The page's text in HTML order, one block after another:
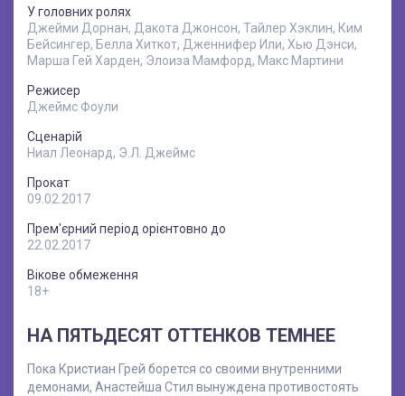
У головних ролях
Джейми Дорнан, Дакота Джонсон, Тайлер Хэклин, Ким
Бейсингер, Белла Хиткот, Дженнифер Или, Хью Дэнси,
Марша Гей Харден, Элоиза Мамфорд, Макс Мартини
Режисер
Джеймс Фоули
Сценарій
Ниал Леонард, Э.Л. Джеймс
Прокат
09.02.2017
Прем'єрний період орієнтовно до
22.02.2017
Вікове обмеження
18+
НА ПЯТЬДЕСЯТ ОТТЕНКОВ ТЕМНЕЕ
Пока Кристиан Грей борется со своими внутренними
демонами, Анастейша Стил вынуждена противостоять